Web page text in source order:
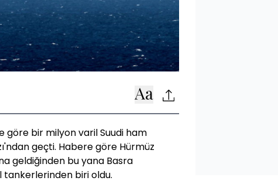
bir milyon varil Suudi ham
geçti. Habere göre Hürmüz
geldiğinden bu yana Basra
tankerlerinden biri oldu.